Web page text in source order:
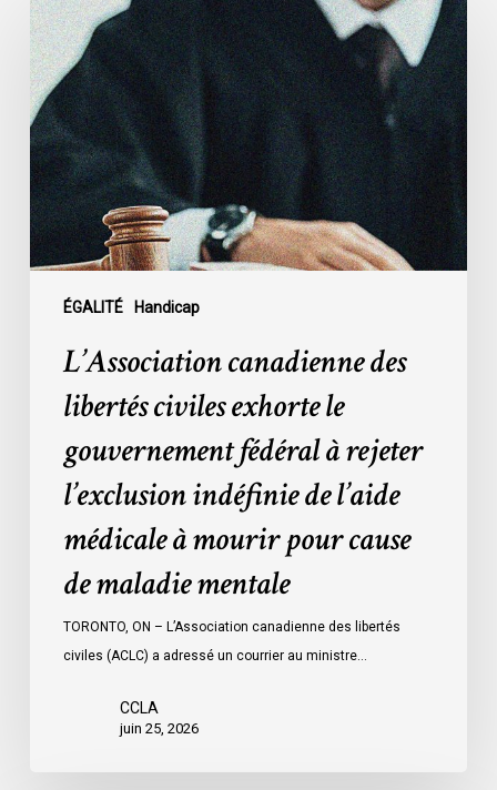
ÉGALITÉ Handicap
canadienne
des
libertés
civiles
exhorte
le
gouvernement
fédéral
rejeter
l’exclusion
l’aide
médicale
mourir
cause
maladie
mentale
L’Association canadienne des
libertés civiles exhorte le
gouvernement fédéral à rejeter
l’exclusion indéfinie de l’aide
médicale à mourir pour cause
de maladie mentale
TORONTO, ON – L’Association canadienne des libertés
civiles (ACLC) a adressé un courrier au ministre…
CCLA
juin 25, 2026